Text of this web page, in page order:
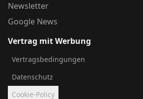
Newsletter
Google News
Vertrag mit Werbung
Vertragsbedingungen
Datenschutz
Cookie-Policy